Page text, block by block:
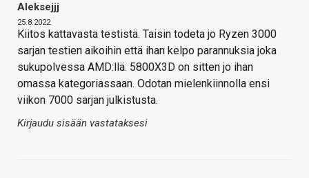
Aleksejjj
25.8.2022
Kiitos kattavasta testistä. Taisin todeta jo Ryzen 3000
sarjan testien aikoihin että ihan kelpo parannuksia joka
sukupolvessa AMD:llä. 5800X3D on sitten jo ihan
omassa kategoriassaan. Odotan mielenkiinnolla ensi
viikon 7000 sarjan julkistusta.
Kirjaudu sisään vastataksesi